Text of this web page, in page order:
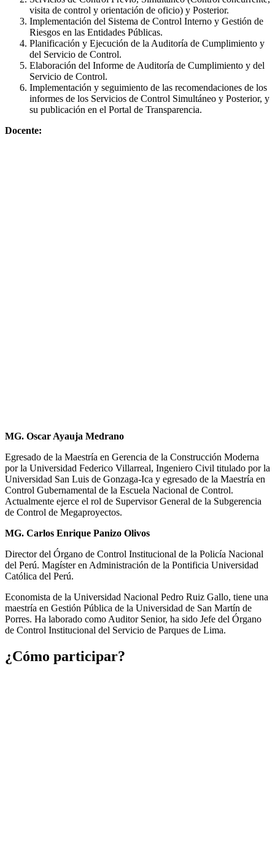
visita de control y orientación de oficio) y Posterior.
Implementación del Sistema de Control Interno y Gestión de
Riesgos en las Entidades Públicas.
Planificación y Ejecución de la Auditoría de Cumplimiento y
del Servicio de Control.
Elaboración del Informe de Auditoría de Cumplimiento y del
Servicio de Control.
Implementación y seguimiento de las recomendaciones de los
informes de los Servicios de Control Simultáneo y Posterior, y
su publicación en el Portal de Transparencia.
Docente:
MG. Oscar Ayauja Medrano
Egresado de la Maestría en Gerencia de la Construcción Moderna
por la Universidad Federico Villarreal, Ingeniero Civil titulado por la
Universidad San Luis de Gonzaga-Ica y egresado de la Maestría en
Control Gubernamental de la Escuela Nacional de Control.
Actualmente ejerce el rol de Supervisor General de la Subgerencia
de Control de Megaproyectos.
MG. Carlos Enrique Panizo Olivos
Director del Órgano de Control Institucional de la Policía Nacional
del Perú. Magíster en Administración de la Pontificia Universidad
Católica del Perú.
Economista de la Universidad Nacional Pedro Ruiz Gallo, tiene una
maestría en Gestión Pública de la Universidad de San Martín de
Porres. Ha laborado como Auditor Senior, ha sido Jefe del Órgano
de Control Institucional del Servicio de Parques de Lima.
¿Cómo participar?